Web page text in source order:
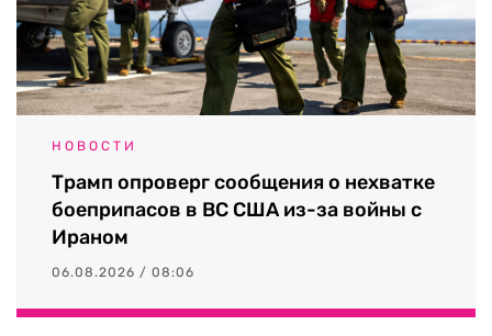
НОВОСТИ
Трамп опроверг сообщения о нехватке
боеприпасов в ВС США из-за войны с
Ираном
06.08.2026 / 08:06